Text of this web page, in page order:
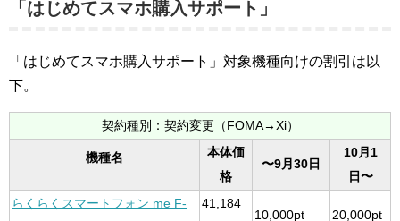
「はじめてスマホ購入サポート」
「はじめてスマホ購入サポート」対象機種向けの割引は以
下。
契約種別：契約変更（FOMA→Xi）
機種名
本体価
格
〜9月30日
10月1
日〜
らくらくスマートフォン me F-
41,184
10,000pt 20,000pt